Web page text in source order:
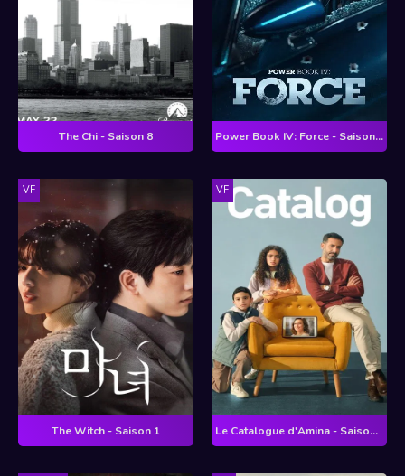
The Chi - Saison 8 Power Book IV: Force - Saison 2
VF
The Witch - Saison 1
VF
Le Catalogue d'Amina - Saison 1